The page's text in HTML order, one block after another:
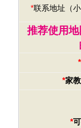
*联系地址（
推荐使用
*
*家
*